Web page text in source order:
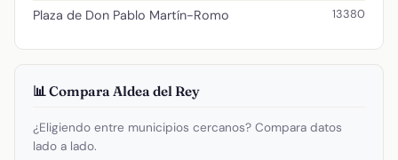
Plaza de Don Pablo Martín-Romo 13380
📊 Compara Aldea del Rey
¿Eligiendo entre municipios cercanos? Compara datos
lado a lado.